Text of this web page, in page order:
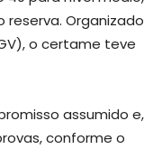
Organizado
o certame teve
assumido e,
conforme o